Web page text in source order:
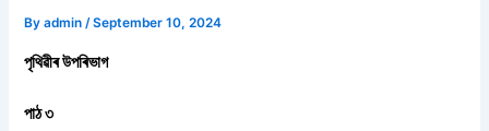
Byadmin/September 10, 2024
পৃথিৱীৰ উপৰিভাগ
পাঠ ৩